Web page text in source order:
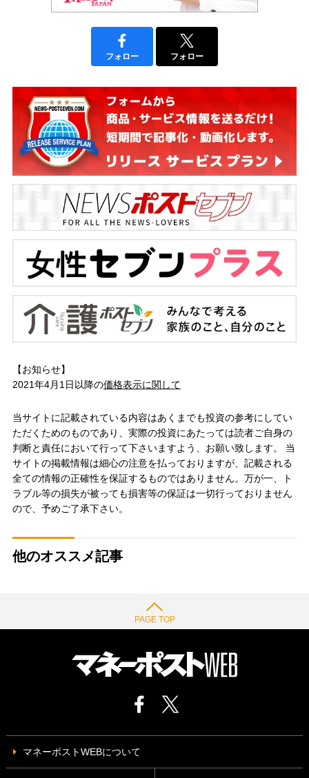
フォロー フォロー
【お知らせ】
2021年4月1日以降の価格表示に関して
当サイトに記載されている内容はあくまでも投資の参考にしてい
ただくためのものであり、実際の投資にあたっては読者ご自身の
判断と責任において行って下さいますよう、お願い致します。 当
サイトの掲載情報は細心の注意を払っておりますが、記載される
全ての情報の正確性を保証するものではありません。万が一、ト
ラブル等の損失が被っても損害等の保証は一切行っておりません
ので、予めご了承下さい。
他のオススメ記事
PAGE TOP
マネーポストWEBについて